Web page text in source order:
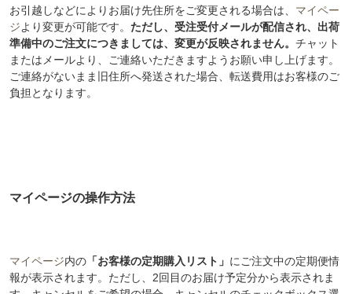
お引越しなどによりお届け先住所をご変更される場合は、 マイペー
ジより変更が可能です。 ただし、受注受付メールが配信され、出荷
準備中のご注文につきましては、変更が反映されません。 チャット
またはメールより、ご連絡いただきますようお願い申し上げます。
ご連絡がないまま旧住所へ発送された場合、転送費用はお客様のご
負担となります。
マイページの操作方法
マイページ内の「お客様の定期購入リスト」 にご注文中の定期便情
報が表示されます。ただし、2回目のお届け予定分から表示されま